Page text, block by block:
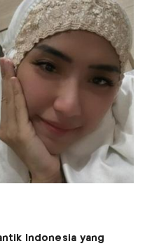
Indonesia yang